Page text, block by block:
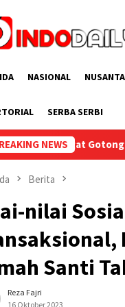
NASIONAL
SERBA SERBI
NEWS
HUT Ke-81 RI
Berita
nilai
Santi
Reza Fajri
16 Oktober 2023